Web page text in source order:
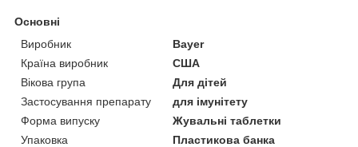
Основні
Виробник
Bayer
Країна виробник
США
Вікова група
Для дітей
Застосування препарату
для імунітету
Форма випуску
Жувальні таблетки
Упаковка
Пластикова банка